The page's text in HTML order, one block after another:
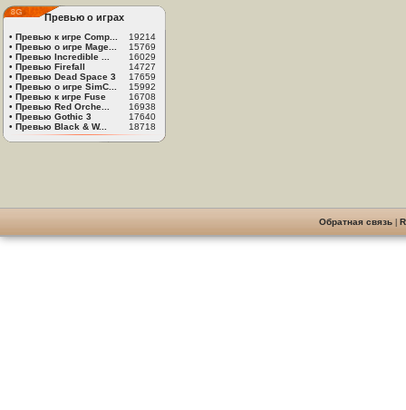
Превью о играх
• Превью к игре Comp...
19214
• Превью о игре Mage...
15769
• Превью Incredible ...
16029
• Превью Firefall
14727
• Превью Dead Space 3
17659
• Превью о игре SimC...
15992
• Превью к игре Fuse
16708
• Превью Red Orche...
16938
• Превью Gothic 3
17640
• Превью Black & W... 18718
Обратная связь